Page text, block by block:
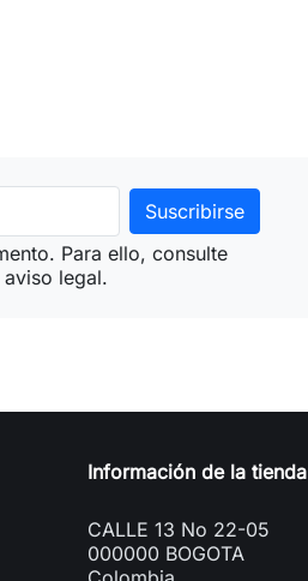
Para ello, consulte
legal.
Información de la tienda
CALLE 13 No 22-05
000000 BOGOTA